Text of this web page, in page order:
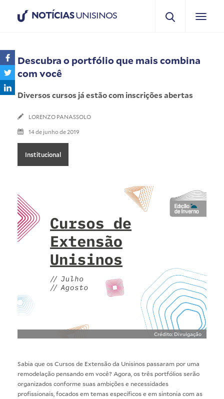
NOTÍCIASUNISINOS
Descubra o portfólio que mais combina
com você
Diversos cursos já estão com inscrições abertas
LORENZO PANASSOLO
14 de junho de 2019
Institucional
Crédito: Divulgação
Sabia que osCursos de Extensão da Unisinos passaram por uma
remodelação pensando em você? Agora, os três portfólios serão
organizados conforme suas ambições e necessidades
profissionais, focados em temas específicos e em sintonia com as